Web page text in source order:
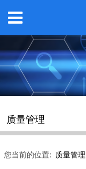
质量管理
您当前的位置: 质量管理